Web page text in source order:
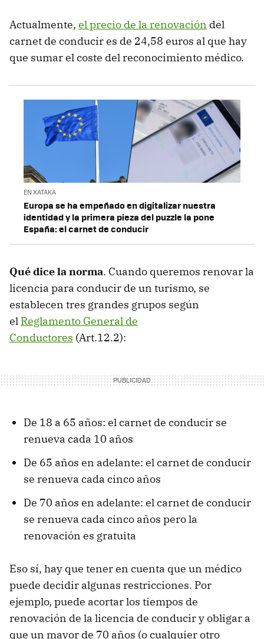
Actualmente, el precio de la renovación del
carnet de conducir es de 24,58 euros al que hay
que sumar el coste del reconocimiento médico.
EN XATAKA
Europa se ha empeñado en digitalizar nuestra
identidad y la primera pieza del puzzle la pone
España: el carnet de conducir
Qué dice la norma. Cuando queremos renovar la
licencia para conducir de un turismo, se
establecen tres grandes grupos según
el Reglamento General de
Conductores (Art.12.2):
De 18 a 65 años: el carnet de conducir se
renueva cada 10 años
De 65 años en adelante: el carnet de conducir
se renueva cada cinco años
De 70 años en adelante: el carnet de conducir
se renueva cada cinco años pero la
renovación es gratuita
Eso sí, hay que tener en cuenta que un médico
puede decidir algunas restricciones. Por
ejemplo, puede acortar los tiempos de
renovación de la licencia de conducir y obligar a
que un mayor de 70 años (o cualquier otro